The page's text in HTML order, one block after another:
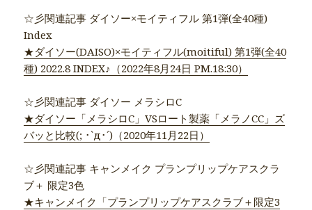
☆彡関連記事 ダイソー×モイティフル 第1弾(全40種)
Index
★ダイソー(DAISO)×モイティフル(moitiful) 第1弾(全40
種) 2022.8 INDEX♪（2022年8月24日 PM.18:30）
☆彡関連記事 ダイソー メラシロC
★ダイソー「メラシロC」VSロート製薬「メラノCC」ズ
バッと比較(; ･`д･´)（2020年11月22日）
☆彡関連記事 キャンメイク プランプリップケアスクラ
ブ＋ 限定3色
★キャンメイク「プランプリップケアスクラブ＋限定3